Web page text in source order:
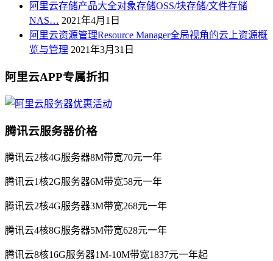
阿里云存储产品大全对象存储OSS/块存储/文件存储
NAS… 2021年4月1日
阿里云资源管理Resource Manager全局视角的云上资源概
览与管理 2021年3月31日
阿里云APP专属折扣
腾讯云服务器价格
腾讯云2核4G服务器8M带宽70元一年
腾讯云1核2G服务器6M带宽58元一年
腾讯云2核4G服务器3M带宽268元一年
腾讯云4核8G服务器5M带宽628元一年
腾讯云8核16G服务器1M-10M带宽1837元一年起